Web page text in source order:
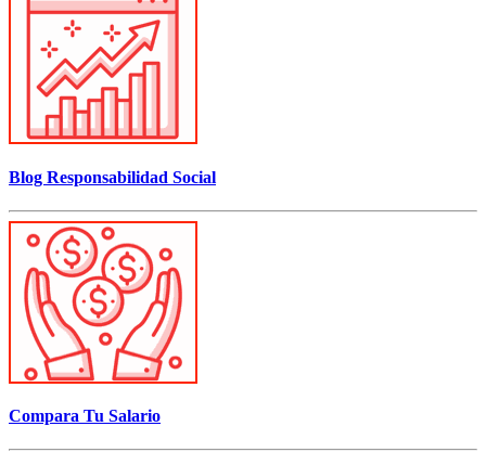
Blog Responsabilidad Social
Compara Tu Salario